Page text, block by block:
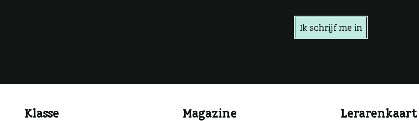
Ik schrijf me in
Klasse Magazine Lerarenkaart